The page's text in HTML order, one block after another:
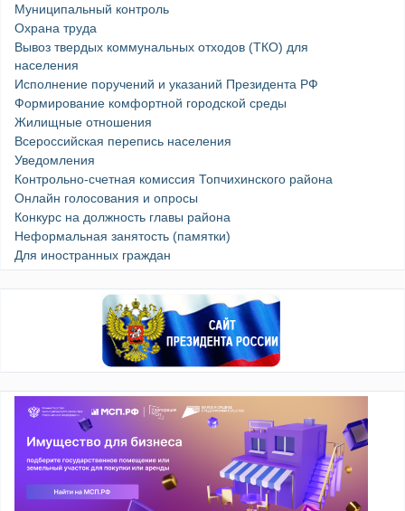
Муниципальный контроль
Охрана труда
Вывоз твердых коммунальных отходов (ТКО) для
населения
Исполнение поручений и указаний Президента РФ
Формирование комфортной городской среды
Жилищные отношения
Всероссийская перепись населения
Уведомления
Контрольно-счетная комиссия Топчихинского района
Онлайн голосования и опросы
Конкурс на должность главы района
Неформальная занятость (памятки)
Для иностранных граждан